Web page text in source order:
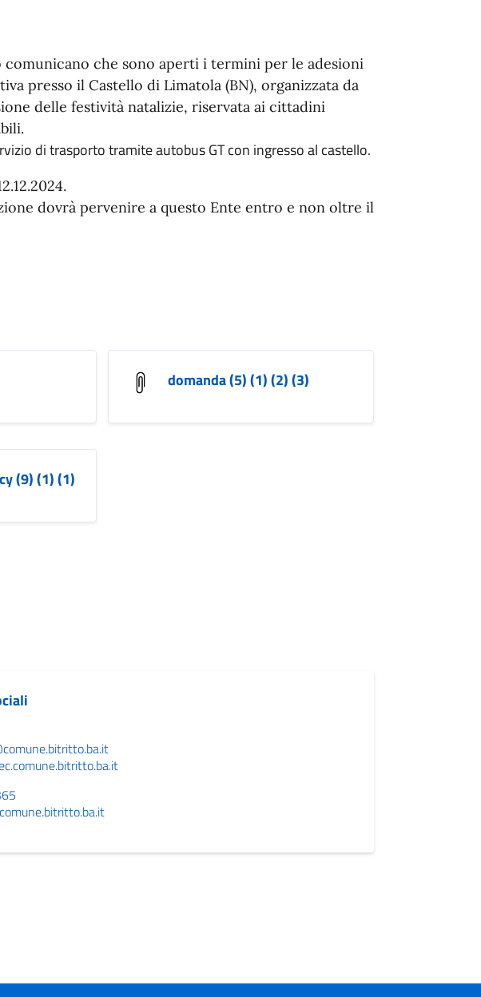
che sono aperti i termini per le adesioni
presso il Castello di Limatola (BN), organizzata da
delle festività natalizie, riservata ai cittadini
di trasporto tramite autobus GT con ingresso al castello.
dovrà pervenire a questo Ente entro e non oltre il
domanda (5) (1) (2) (3)
(9) (1) (1)